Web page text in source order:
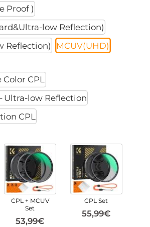
Proof )
low Reflection)
Reflection)
MCUV(UHD)
Color CPL
Ultra-low Reflection
CPL
CPL + MCUV
Set
53,99€
CPL Set
55,99€